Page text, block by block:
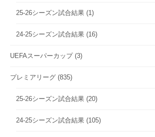
25-26シーズン試合結果 (1)
24-25シーズン試合結果 (16)
UEFAスーパーカップ(3)
プレミアリーグ (835)
25-26シーズン試合結果 (20)
24-25シーズン試合結果 (105)